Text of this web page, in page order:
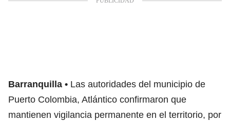
Barranquilla
Las autoridades del municipio de
Puerto Colombia, Atlántico confirmaron que
mantienen vigilancia permanente en el territorio, por